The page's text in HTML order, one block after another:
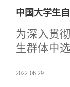
洒热血，
的、民族
每一个中
中国大学生
为深入贯
生群体中
关于2021
2022-06-29